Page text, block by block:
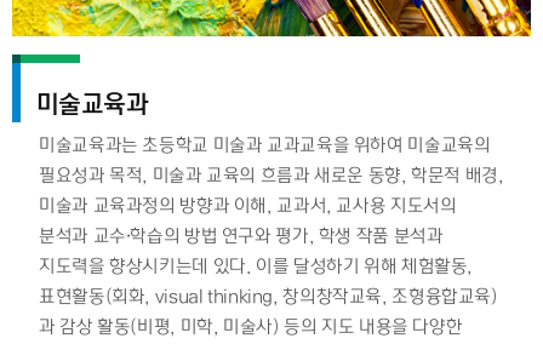
미술교육과
미술교육과는 초등학교 미술과 교과교육을 위하여 미술교육의
필요성과 목적, 미술과 교육의 흐름과 새로운 동향, 학문적 배경,
미술과 교육과정의 방향과 이해, 교과서, 교사용 지도서의
분석과 교수·학습의 방법 연구와 평가, 학생 작품 분석과
지도력을 향상시키는데 있다. 이를 달성하기 위해 체험활동,
표현활동(회화, visual thinking, 창의창작교육, 조형융합교육)
과 감상 활동(비평, 미학, 미술사) 등의 지도 내용을 다양한